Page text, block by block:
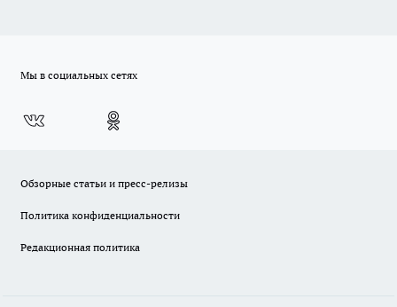
Мы в социальных сетях
Обзорные статьи и пресс-релизы
Политика конфиденциальности
Редакционная политика